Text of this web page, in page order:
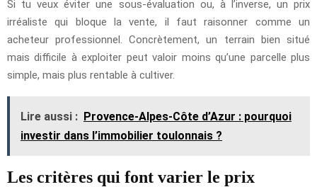
Si tu veux éviter une sous-évaluation ou, à l’inverse, un prix
irréaliste qui bloque la vente, il faut raisonner comme un
acheteur professionnel. Concrètement, un terrain bien situé
mais difficile à exploiter peut valoir moins qu’une parcelle plus
simple, mais plus rentable à cultiver.
Lire aussi : Provence-Alpes-Côte d’Azur : pourquoi
investir dans l’immobilier toulonnais ?
Les critères qui font varier le prix